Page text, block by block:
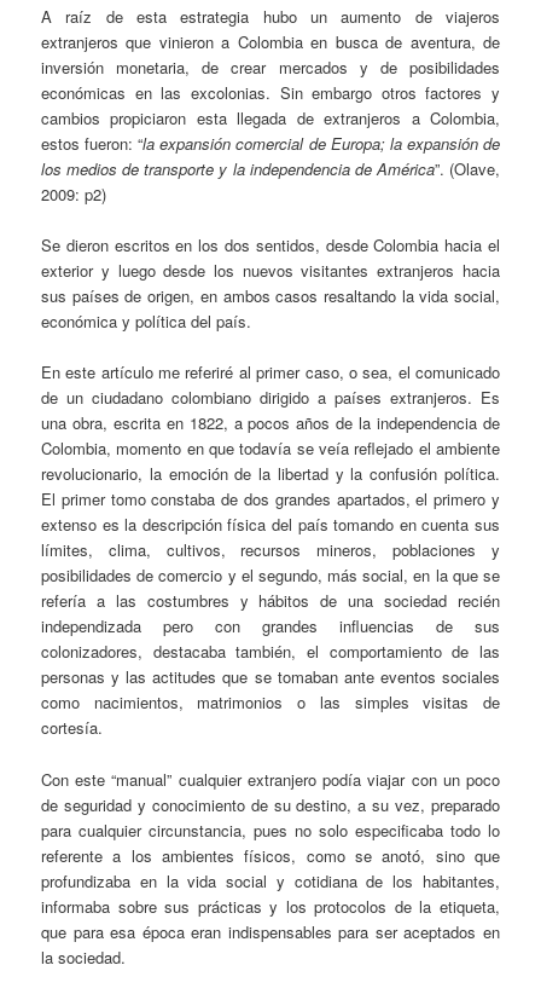
A raíz de esta estrategia hubo un aumento de viajeros
extranjeros que vinieron a Colombia en busca de aventura, de
inversión monetaria, de crear mercados y de posibilidades
económicas en las excolonias. Sin embargo otros factores y
cambios propiciaron esta llegada de extranjeros a Colombia,
estos fueron: “la expansión comercial de Europa; la expansión de
los medios de transporte y la independencia de América”. (Olave,
2009: p2)
Se dieron escritos en los dos sentidos, desde Colombia hacia el
exterior y luego desde los nuevos visitantes extranjeros hacia
sus países de origen, en ambos casos resaltando la vida social,
económica y política del país.
En este artículo me referiré al primer caso, o sea, el comunicado
de un ciudadano colombiano dirigido a países extranjeros. Es
una obra, escrita en 1822, a pocos años de la independencia de
Colombia, momento en que todavía se veía reflejado el ambiente
revolucionario, la emoción de la libertad y la confusión política.
El primer tomo constaba de dos grandes apartados, el primero y
extenso es la descripción física del país tomando en cuenta sus
límites, clima, cultivos, recursos mineros, poblaciones y
posibilidades de comercio y el segundo, más social, en la que se
refería a las costumbres y hábitos de una sociedad recién
independizada pero con grandes influencias de sus
colonizadores, destacaba también, el comportamiento de las
personas y las actitudes que se tomaban ante eventos sociales
como nacimientos, matrimonios o las simples visitas de
cortesía.
Con este “manual” cualquier extranjero podía viajar con un poco
de seguridad y conocimiento de su destino, a su vez, preparado
para cualquier circunstancia, pues no solo especificaba todo lo
referente a los ambientes físicos, como se anotó, sino que
profundizaba en la vida social y cotidiana de los habitantes,
informaba sobre sus prácticas y los protocolos de la etiqueta,
que para esa época eran indispensables para ser aceptados en
la sociedad.